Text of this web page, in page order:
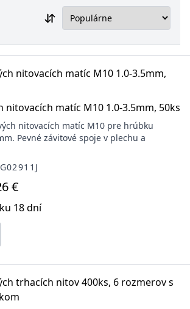
nitovacích matíc M10 1.0-3.5mm, 50ks
nitovacích matíc M10 pre hrúbku
Pevné závitové spoje v plechu a
€
18 dní